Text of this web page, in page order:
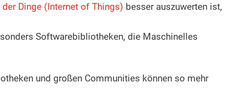
der Dinge (Internet of Things) besser auszuwerten ist,
Softwarebibliotheken, die Maschinelles
und großen Communities können so mehr